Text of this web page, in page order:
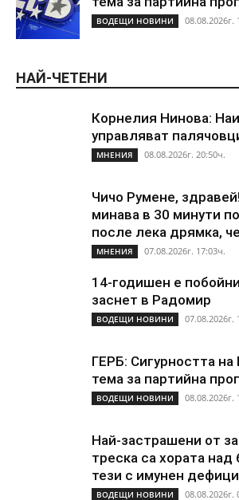
ВОДЕЩИ НОВИНИ 08.08.2026г.
НАЙ-ЧЕТЕНИ
Корнелия Нинова:
управляват
МНЕНИЯ 08.08.2026г. 20:50ч.
Чичо Румене,
минава в 30 минути
после лека дрямка,
МНЕНИЯ 07.08.2026г. 17:03ч.
14-годишен е
заснет в Радомир
ВОДЕЩИ НОВИНИ 07.08.2026г.
ГЕРБ: Сигурността
тема за партийна
ВОДЕЩИ НОВИНИ 08.08.2026г.
Най-застрашени от
треска са хората над
тези с имунен
ВОДЕЩИ НОВИНИ 08.08.2026г.